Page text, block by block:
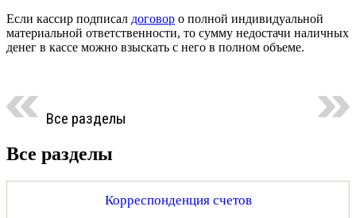
Если кассир подписал договор о полной индивидуальной
материальной ответственности, то сумму недостачи наличных
денег в кассе можно взыскать с него в полном объеме.
Все разделы
Все разделы
Корреспонденция счетов